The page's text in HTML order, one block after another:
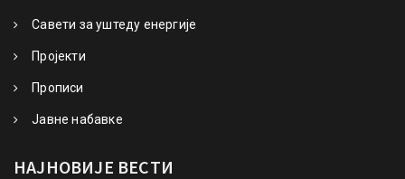
Савети за уштеду енергије
Пројекти
Прописи
Јавне набавке
НАЈНОВИЈЕ ВЕСТИ